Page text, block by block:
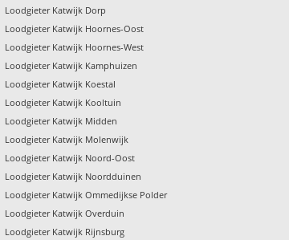
Loodgieter Katwijk Dorp
Loodgieter Katwijk Hoornes-Oost
Loodgieter Katwijk Hoornes-West
Loodgieter Katwijk Kamphuizen
Loodgieter Katwijk Koestal
Loodgieter Katwijk Kooltuin
Loodgieter Katwijk Midden
Loodgieter Katwijk Molenwijk
Loodgieter Katwijk Noord-Oost
Loodgieter Katwijk Noordduinen
Loodgieter Katwijk Ommedijkse Polder
Loodgieter Katwijk Overduin
Loodgieter Katwijk Rijnsburg